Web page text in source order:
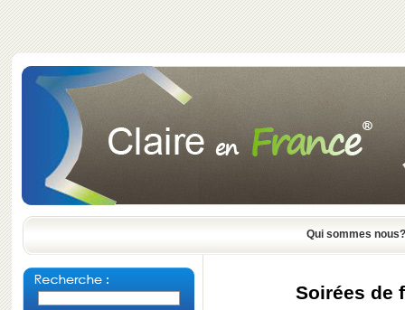
Qui sommes nous?
Soirées de